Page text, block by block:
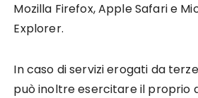
Mozilla Firefox, Apple Safari e
Explorer.
In caso di servizi erogati da
può inoltre esercitare il proprio